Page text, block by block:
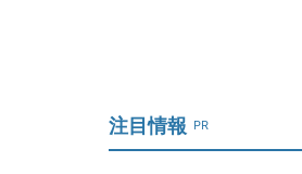
注目情報 PR